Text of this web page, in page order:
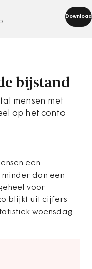
Download
bijstand
mensen met
op het conto
een
minder dan een
voor
blijkt uit cijfers
woensdag